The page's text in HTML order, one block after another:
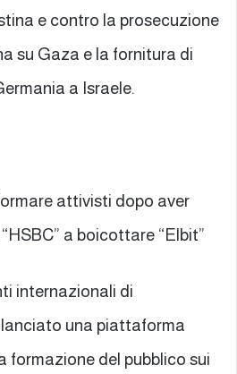
e contro la prosecuzione
su Gaza e la fornitura di
a Israele.
attivisti dopo aver
a boicottare “Elbit”
internazionali di
una piattaforma
formazione del pubblico sui